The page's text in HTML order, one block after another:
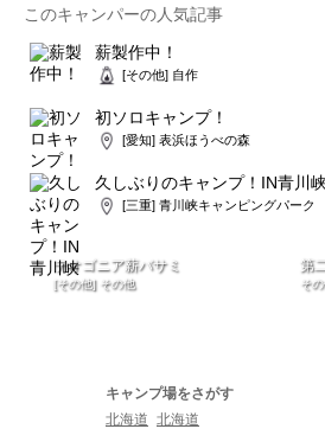
このキャンパーの人気記事
薪製作中！
[その他] 自作
初ソロキャンプ！
[愛知] 表浜ほうべの森
久しぶりのキャンプ！IN青川
[三重] 青川峡キャンピングパーク
テオゴニア薪バサミ
[その他] その他
第
そ
キャンプ場をさがす
北海道 北海道